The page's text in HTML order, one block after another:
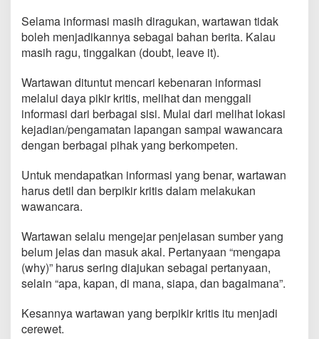
Selama informasi masih diragukan, wartawan tidak
boleh menjadikannya sebagai bahan berita. Kalau
masih ragu, tinggalkan (doubt, leave it).
Wartawan dituntut mencari kebenaran informasi
melalui daya pikir kritis, melihat dan menggali
informasi dari berbagai sisi. Mulai dari melihat lokasi
kejadian/pengamatan lapangan sampai wawancara
dengan berbagai pihak yang berkompeten.
Untuk mendapatkan informasi yang benar, wartawan
harus detil dan berpikir kritis dalam melakukan
wawancara.
Wartawan selalu mengejar penjelasan sumber yang
belum jelas dan masuk akal. Pertanyaan “mengapa
(why)” harus sering diajukan sebagai pertanyaan,
selain “apa, kapan, di mana, siapa, dan bagaimana”.
Kesannya wartawan yang berpikir kritis itu menjadi
cerewet.